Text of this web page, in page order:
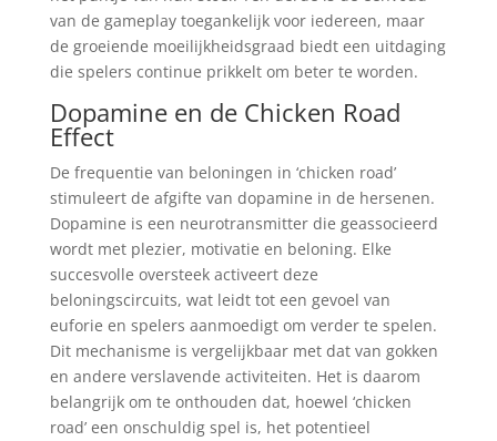
van de gameplay toegankelijk voor iedereen, maar
de groeiende moeilijkheidsgraad biedt een uitdaging
die spelers continue prikkelt om beter te worden.
Dopamine en de Chicken Road
Effect
De frequentie van beloningen in ‘chicken road’
stimuleert de afgifte van dopamine in de hersenen.
Dopamine is een neurotransmitter die geassocieerd
wordt met plezier, motivatie en beloning. Elke
succesvolle oversteek activeert deze
beloningscircuits, wat leidt tot een gevoel van
euforie en spelers aanmoedigt om verder te spelen.
Dit mechanisme is vergelijkbaar met dat van gokken
en andere verslavende activiteiten. Het is daarom
belangrijk om te onthouden dat, hoewel ‘chicken
road’ een onschuldig spel is, het potentieel